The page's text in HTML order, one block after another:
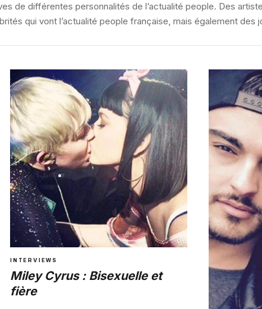
de différentes personnalités de l’actualité people. Des
qui vont l’actualité people française, mais également des
INTERVIEWS
Miley Cyrus : Bisexuelle et
fière